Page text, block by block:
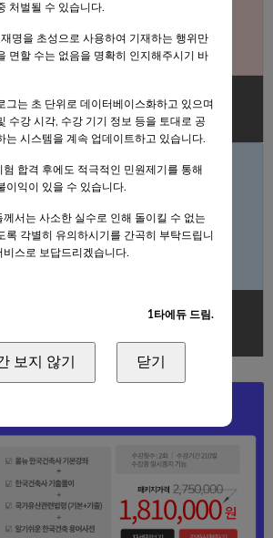
처벌될 수 있습니다.
명을 초성으로 사용하여 기재하는 행위만
면할 수는 없음을 명확히 인지해주시기 바
그는 초 단위로 데이터베이스화하고 있으며
수강 시각, 수강 기기 정보 등을 토대로 공
는 시스템을 계속 업데이트하고 있습니다.
험 합격 후에도 적극적인 민원제기를 통해
이익이 있을 수 있습니다.
께서는 사소한 실수로 인해 돌이킬 수 없는
록 각별히 유의하시기를 간곡히 부탁드립니
비스로 보답드리겠습니다.
1타에듀 드림.
보지 않기 닫기